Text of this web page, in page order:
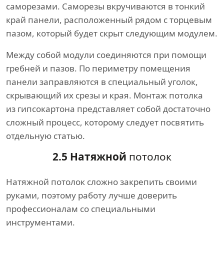
саморезами. Саморезы вкручиваются в тонкий
край панели, расположенный рядом с торцевым
пазом, который будет скрыт следующим модулем.
Между собой модули соединяются при помощи
гребней и пазов. По периметру помещения
панели заправляются в специальный уголок,
скрывающий их срезы и края. Монтаж потолка
из гипсокартона представляет собой достаточно
сложный процесс, которому следует посвятить
отдельную статью.
2.5 Натяжной потолок
Натяжной потолок сложно закрепить своими
руками, поэтому работу лучше доверить
профессионалам со специальными
инструментами.